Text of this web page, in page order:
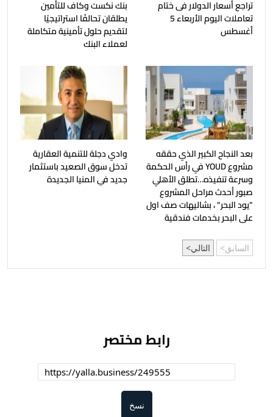
تراجع أسعار الدولار فى ختام
تعاملات اليوم الأربعاء 5
أغسطس
بنك نكست وكاف للتأمين
يطلقان تحالفًا استراتيجيًا
لتقديم حلول تأمينية متكاملة
لعملاء البنك
بعد النجاح الكبير الذي حققه
مشروع YOUD في رأس الحكمة
وسرعة تنفيذه…تطلق الأهلي
صبور أحدث مراحل المشروع
"يود البحر" ، بشاليهات صف اول
على البحر بخدمات فندقية
وادي دجلة للتنمية العقارية
تدخل سوق الصعيد باستثمار
جديد في المنيا الجديدة
السابق التالي
رابط مختصر
نسخ